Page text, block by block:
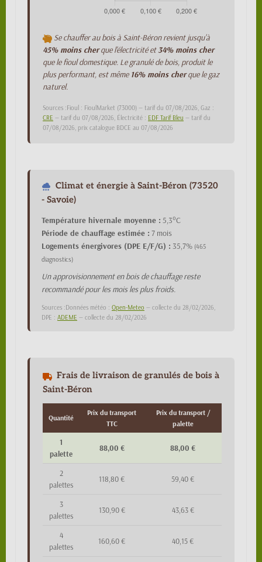
Se chauffer au bois à Saint-Béron revient jusqu'à
45% moins cherque l'électricité et34% moins cher
que le fioul domestique. Le granulé de bois, produit le
plus performant, est même 16% moins cherque le gaz
naturel.
Sources :Fioul : FioulMarket (73000) — tarif du 07/08/2026, Gaz :
CRE — tarif du 07/08/2026, Électricité : EDF Tarif Bleu — tarif du
07/08/2026, prix catalogue BDCE au 07/08/2026
Climat et énergie à Saint-Béron (73520
- Savoie)
Température hivernale moyenne : 5,3°C
Période de chauffage estimée : 7 mois
Logements énergivores (DPE E/F/G) : 35,7% (465
diagnostics)
Un approvisionnement en bois de chauffage reste
recommandé pour les mois les plus froids.
Sources :Données météo : Open-Meteo — collecte du 28/02/2026,
DPE : ADEME — collecte du 28/02/2026
Frais de livraison de granulés de bois à
Saint-Béron
Quantité
Prix du transport
TTC
Prix du transport /
palette
1
palette
88,00 € 88,00 €
2
palettes
118,80 € 59,40 €
3
palettes
130,90 € 43,63 €
4
palettes
160,60 € 40,15 €